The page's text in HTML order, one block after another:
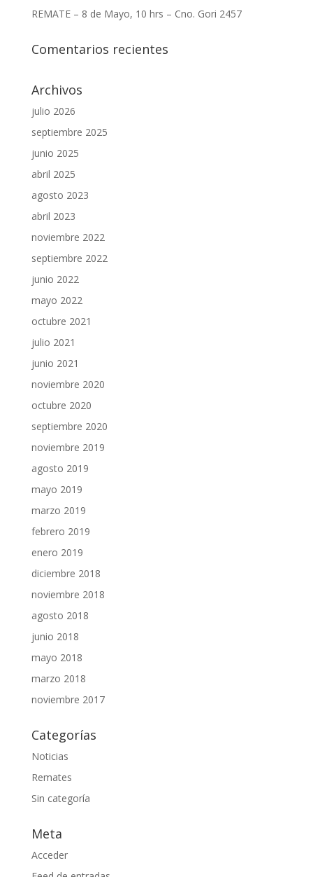
REMATE – 8 de Mayo, 10 hrs – Cno. Gori 2457
Comentarios recientes
Archivos
julio 2026
septiembre 2025
junio 2025
abril 2025
agosto 2023
abril 2023
noviembre 2022
septiembre 2022
junio 2022
mayo 2022
octubre 2021
julio 2021
junio 2021
noviembre 2020
octubre 2020
septiembre 2020
noviembre 2019
agosto 2019
mayo 2019
marzo 2019
febrero 2019
enero 2019
diciembre 2018
noviembre 2018
agosto 2018
junio 2018
mayo 2018
marzo 2018
noviembre 2017
Categorías
Noticias
Remates
Sin categoría
Meta
Acceder